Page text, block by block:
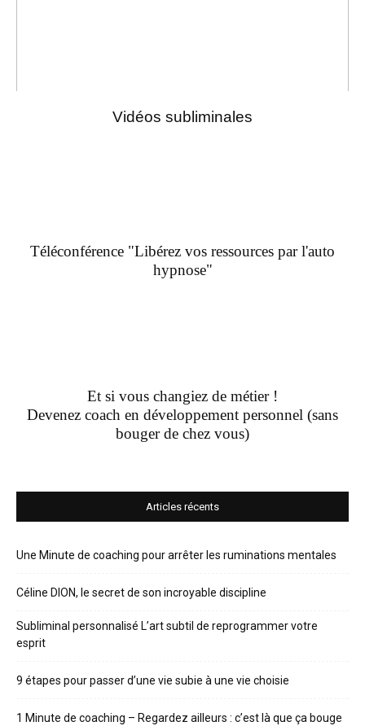
Vidéos subliminales
Téléconférence "Libérez vos ressources par l'auto
hypnose"
Et si vous changiez de métier !
Devenez coach en développement personnel (sans
bouger de chez vous)
Articles récents
Une Minute de coaching pour arrêter les ruminations mentales
Céline DION, le secret de son incroyable discipline
Subliminal personnalisé L’art subtil de reprogrammer votre
esprit
9 étapes pour passer d’une vie subie à une vie choisie
1 Minute de coaching – Regardez ailleurs : c’est là que ça bouge